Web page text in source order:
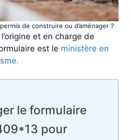
de construire ou d’aménager ?
et en charge de
est le ministère en
le formulaire
pour